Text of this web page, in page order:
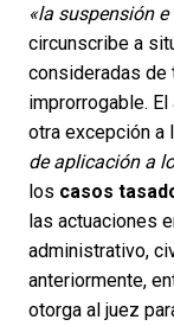
«la suspensión
circunscribe a
consideradas de
improrrogable.
otra excepción a
de aplicación a
los casos
las actuaciones
administrativo,
anteriormente,
otorga al juez